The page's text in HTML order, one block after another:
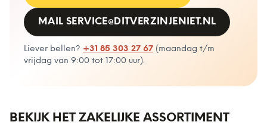
MAIL SERVICE@DITVERZINJENIET.NL
Liever bellen? +31 85 303 27 67 ( maandag t/m
vrijdag van 9:00 tot 17:00 uur).
BEKIJK HET ZAKELIJKE ASSORTIMENT